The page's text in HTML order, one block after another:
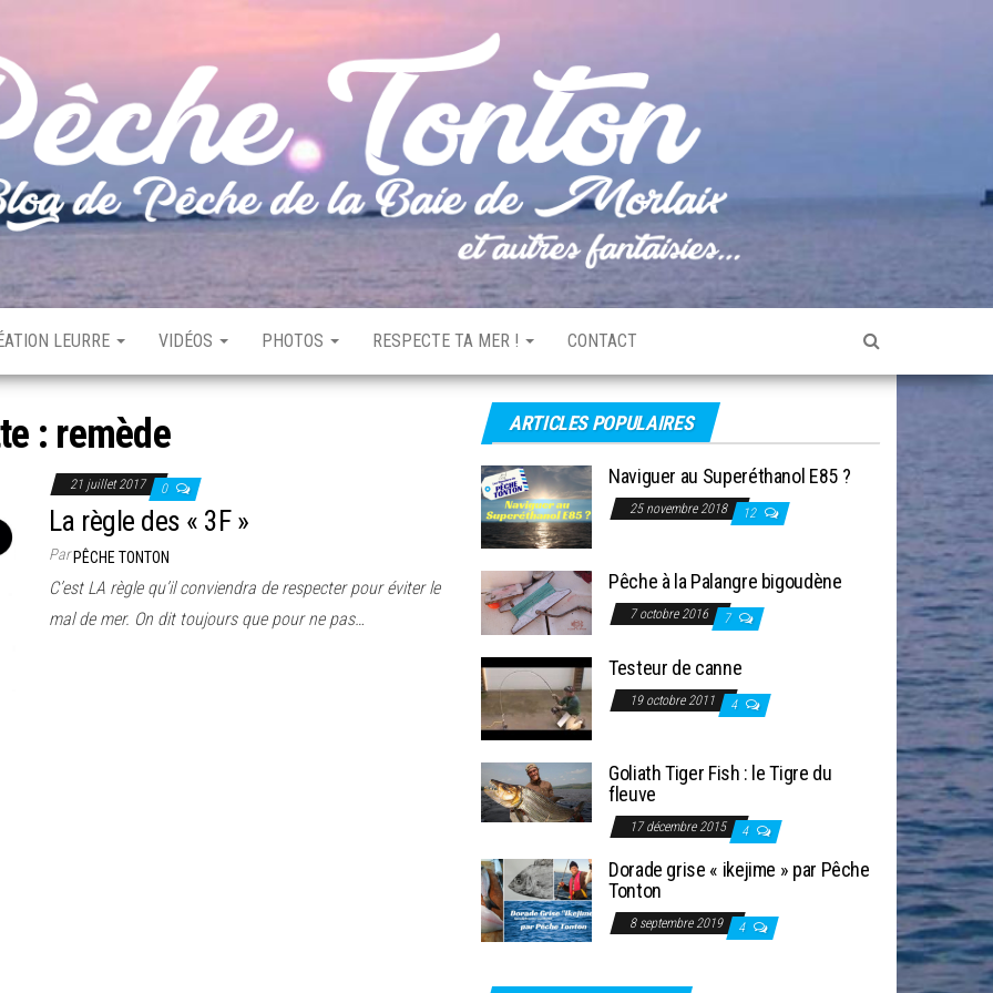
LEURRE VIDÉOS PHOTOS RESPECTE TA MER ! CONTACT
: remède
21 juillet 2017 0
La règle des « 3F »
ParPÊCHE TONTON
C’est LA règle qu’il conviendra de respecter pour éviter le
mal de mer. On dit toujours que pour ne pas…
ARTICLES POPULAIRES
Naviguer au Superéthanol E85 ?
25 novembre 2018 12
Pêche à la Palangre bigoudène
7 octobre 2016 7
Testeur de canne
19 octobre 2011 4
Goliath Tiger Fish : le Tigre du
fleuve
17 décembre 2015 4
Dorade grise « ikejime » par Pêche
Tonton
8 septembre 2019 4